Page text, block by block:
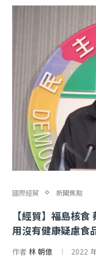
國際經貿 新聞焦點
【經貿】福島核
用沒有健康疑慮食
作者林 朝億 2022